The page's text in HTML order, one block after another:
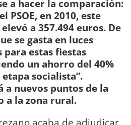
a hacer la comparación:
PSOE, en 2010, este
a 357.494 euros. De
se gasta en luces
estas fiestas
un ahorro del 40%
socialista”.
a nuevos puntos de la
a la zona rural.
acaba de adjudicar